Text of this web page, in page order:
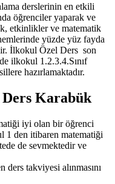
derslerinin en etkili
öğrenciler yaparak ve
etkinlikler ve matematik
yüzde yüz fayda
İlkokul Özel Ders son
ilkokul 1.2.3.4.Sınıf
hazırlamaktadır.
Karabük
iyi olan bir öğrenci
1 den itibaren matematiği
de sevmektedir ve
ders takviyesi alınmasını